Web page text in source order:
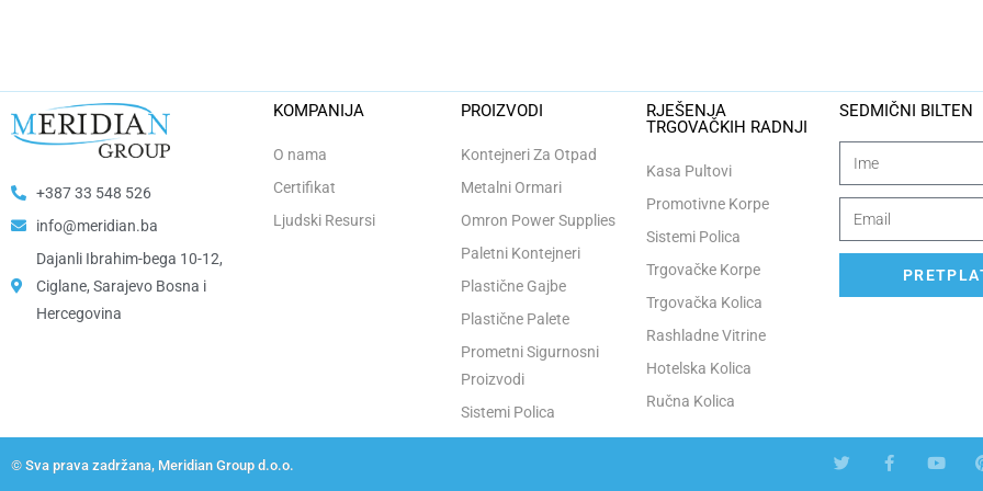
+387 33 548 526
info@meridian.ba
Dajanli Ibrahim-bega 10-12,
Ciglane, Sarajevo Bosna i
Hercegovina​
KOMPANIJA
O nama
Certifikat
Ljudski Resursi
PROIZVODI
Kontejneri Za Otpad
Metalni Ormari
Omron Power Supplies
Paletni Kontejneri
Plastične Gajbe
Plastične Palete
Prometni Sigurnosni
Proizvodi
Sistemi Polica
RJEŠENJA
TRGOVAČKIH RADNJI
Kasa Pultovi
Promotivne Korpe
Sistemi Polica
Trgovačke Korpe
Trgovačka Kolica
Rashladne Vitrine
Hotelska Kolica
Ručna Kolica
SEDMIČNI BILTEN
© Sva prava zadržana, Meridian Group d.o.o.